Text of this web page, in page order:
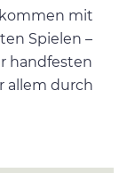
kommen mit
Spielen –
handfesten
allem durch